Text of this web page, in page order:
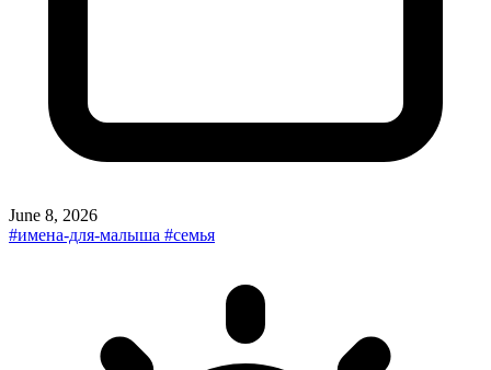
June 8, 2026
#имена-для-малыша #семья